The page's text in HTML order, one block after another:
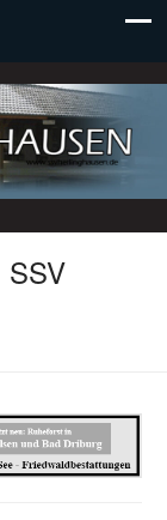
SSV